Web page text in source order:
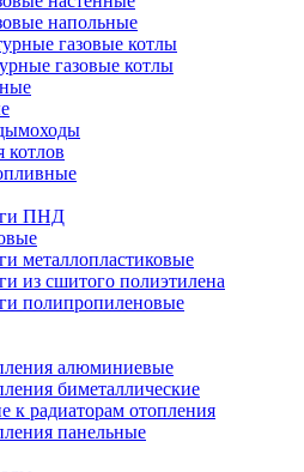
напольные
газовые котлы
газовые котлы
котлов
ПНД
металлопластиковые
из сшитого полиэтилена
полипропиленовые
алюминиевые
биметаллические
к радиаторам отопления
панельные